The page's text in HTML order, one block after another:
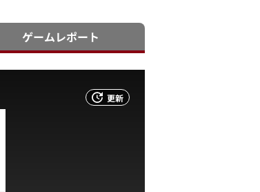
ゲームレポート
更新